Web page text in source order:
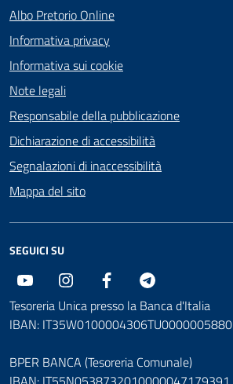
Albo Pretorio Online
Informativa privacy
Informativa sui cookie
Note legali
Responsabile della pubblicazione
Dichiarazione di accessibilità
Segnalazioni di inaccessibilità
Mappa del sito
SEGUICI SU
Youtube Instagram Facebook
Tesoreria Unica presso la Banca d'Italia
IBAN: IT35W0100004306TU0000005880
BPER BANCA (Tesoreria Comunale)